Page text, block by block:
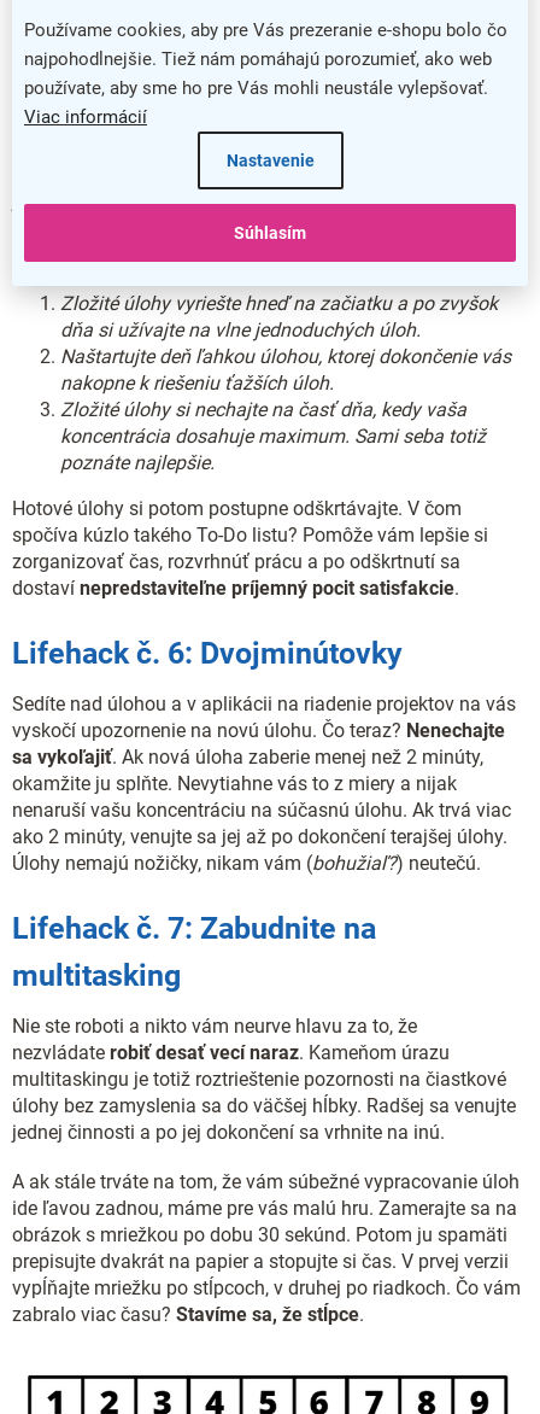
Používame cookies, aby pre Vás prezeranie e-shopu bolo čo
najpohodlnejšie. Tiež nám pomáhajú porozumieť, ako web
používate, aby sme ho pre Vás mohli neustále vylepšovať.
Viac informácií
Nastavenie
Súhlasím
Lifehack č. 5: Vytvorte si vlastný To-
Do list
Napíšte si zoznam úloh
poslúži obyčajný papier aj chytrá aplikácia. Potom si vyberte
jednu z nižšie spomenutých metód, ako k daným úlohám
systematicky pristupovať. Voľba prístupu je individuálna,
Zložité úlohy vyriešte hneď na začiatku a po zvyšok
dňa si užívajte na vlne jednoduchých úloh.
Naštartujte deň ľahkou úlohou, ktorej dokončenie vás
nakopne k riešeniu ťažších úloh.
Zložité úlohy si nechajte na časť dňa, kedy vaša
koncentrácia dosahuje maximum. Sami seba totiž
poznáte najlepšie.
Hotové úlohy si potom postupne odškrtávajte. V čom
spočíva kúzlo takého To-Do listu? Pomôže vám lepšie si
zorganizovať čas, rozvrhnúť prácu a po odškrtnutí sa
dostaví nepredstaviteľne príjemný pocit satisfakcie.
Lifehack č. 6: Dvojminútovky
Sedíte nad úlohou a v aplikácii na riadenie projektov na vás
vyskočí upozornenie na novú úlohu. Čo teraz? Nenechajte
sa vykoľajiť. Ak nová úloha zaberie menej než 2 minúty,
okamžite ju splňte. Nevytiahne vás to z miery a nijak
nenaruší vašu koncentráciu na súčasnú úlohu. Ak trvá viac
ako 2 minúty, venujte sa jej až po dokončení terajšej úlohy.
Úlohy nemajú nožičky, nikam vám (bohužiaľ?) neutečú.
Lifehack č. 7: Zabudnite na
multitasking
Nie ste roboti a nikto vám neurve hlavu za to, že
nezvládate robiť desať vecí naraz. Kameňom úrazu
multitaskingu je totiž roztrieštenie pozornosti na čiastkové
úlohy bez zamyslenia sa do väčšej hĺbky. Radšej sa venujte
jednej činnosti a po jej dokončení sa vrhnite na inú.
A ak stále trváte na tom, že vám súbežné vypracovanie úloh
ide ľavou zadnou, máme pre vás malú hru. Zamerajte sa na
obrázok s mriežkou po dobu 30 sekúnd. Potom ju spamäti
prepisujte dvakrát na papier a stopujte si čas. V prvej verzii
vypĺňajte mriežku po stĺpcoch, v druhej po riadkoch. Čo vám
zabralo viac času? Stavíme sa, že stĺpce.